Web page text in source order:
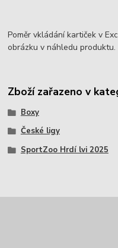
Poměr vkládání kartiček v
obrázku v náhledu produktu.
Zboží zařazeno v
Boxy
České ligy
SportZoo Hrdí lvi 2025